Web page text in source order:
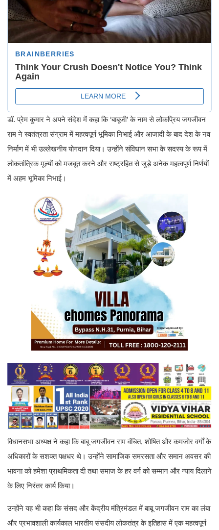
डॉ. प्रेम कुमार ने अपने संदेश में कहा कि ‘बाबूजी’ के नाम से लोकप्रिय जगजीवन
राम ने स्वतंत्रता संग्राम में महत्वपूर्ण भूमिका निभाई और आजादी के बाद देश के नव
निर्माण में भी उल्लेखनीय योगदान दिया। उन्होंने संविधान सभा के सदस्य के रूप में
लोकतांत्रिक मूल्यों को मजबूत करने और राष्ट्रहित से जुड़े अनेक महत्वपूर्ण निर्णयों
में अहम भूमिका निभाई।
विधानसभा अध्यक्ष ने कहा कि बाबू जगजीवन राम वंचित, शोषित और कमजोर वर्गों के
अधिकारों के सशक्त पक्षधर थे। उन्होंने सामाजिक समरसता और समान अवसर की
भावना को हमेशा प्राथमिकता दी तथा समाज के हर वर्ग को सम्मान और न्याय दिलाने
के लिए निरंतर कार्य किया।
उन्होंने यह भी कहा कि संसद और केंद्रीय मंत्रिमंडल में बाबू जगजीवन राम का लंबा
और प्रभावशाली कार्यकाल भारतीय संसदीय लोकतंत्र के इतिहास में एक महत्वपूर्ण